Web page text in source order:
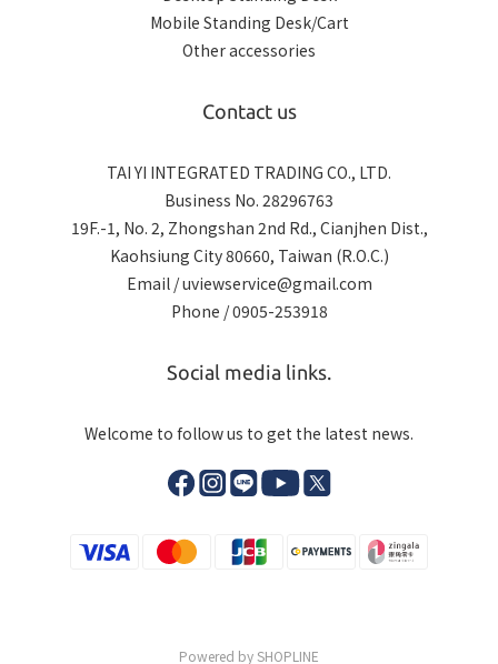
Mobile Standing Desk/Cart
Other accessories
Contact us
TAI YI INTEGRATED TRADING CO., LTD.
Business No. 28296763
19F.-1, No. 2, Zhongshan 2nd Rd., Cianjhen Dist.,
Kaohsiung City 80660, Taiwan (R.O.C.)
Email / uviewservice@gmail.com
Phone / 0905-253918
Social media links.
Welcome to follow us to get the latest news.
Powered by SHOPLINE